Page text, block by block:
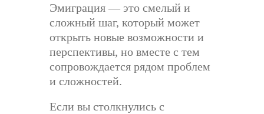
Эмиграция — это смелый и
сложный шаг, который может
открыть новые возможности и
перспективы, но вместе с тем
сопровождается рядом проблем
и сложностей.
Если вы столкнулись с